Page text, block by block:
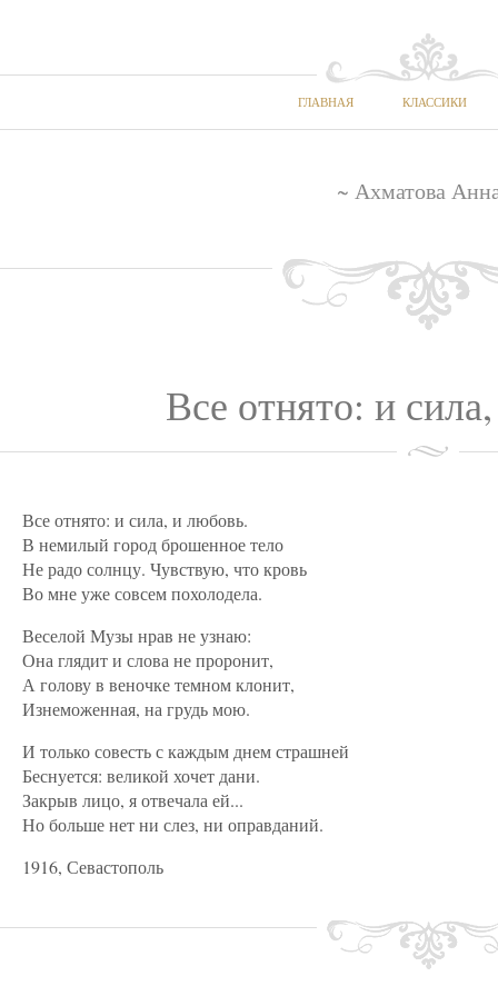
ГЛАВНАЯ КЛАССИКИ
~ Ахматова
Все отнято: и
Все отнято: и сила, и любовь.
В немилый город брошенное тело
Не радо солнцу. Чувствую, что кровь
Во мне уже совсем похолодела.
Веселой Музы нрав не узнаю:
Она глядит и слова не проронит,
А голову в веночке темном клонит,
Изнеможенная, на грудь мою.
И только совесть с каждым днем страшней
Беснуется: великой хочет дани.
Закрыв лицо, я отвечала ей...
Но больше нет ни слез, ни оправданий.
1916, Севастополь